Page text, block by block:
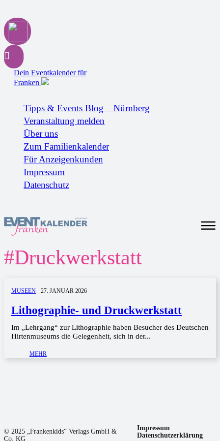
Dein Eventkalender für
Franken
Tipps & Events Blog – Nürnberg
Veranstaltung melden
Über uns
Zum Familienkalender
Für Anzeigenkunden
Impressum
Datenschutz
#Druckwerkstatt
MUSEEN 27. JANUAR 2026
Lithographie- und Druckwerkstatt
Im „Lehrgang“ zur Lithographie haben Besucher des Deutschen
Hirtenmuseums die Gelegenheit, sich in der...
MEHR
© 2025 „Frankenkids“ Verlags GmbH &
Co. KG
Impressum
Datenschutzerklärung